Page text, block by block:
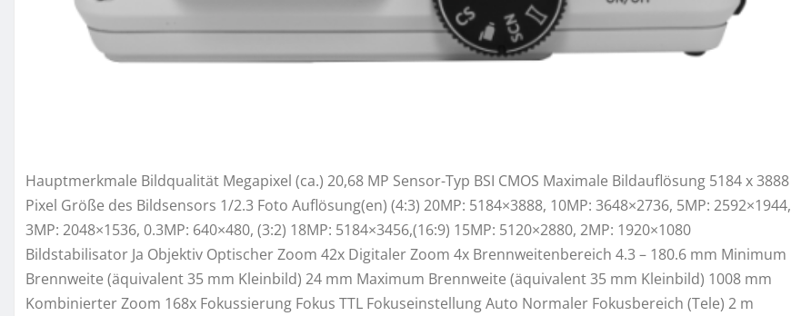
Hauptmerkmale Bildqualität Megapixel (ca.) 20,68 MP Sensor-Typ BSI CMOS Maximale Bildauflösung 5184 x 3888
Pixel Größe des Bildsensors 1/2.3 Foto Auflösung(en) (4:3) 20MP: 5184×3888, 10MP: 3648×2736, 5MP: 2592×1944,
3MP: 2048×1536, 0.3MP: 640×480, (3:2) 18MP: 5184×3456,(16:9) 15MP: 5120×2880, 2MP: 1920×1080
Bildstabilisator Ja Objektiv Optischer Zoom 42x Digitaler Zoom 4x Brennweitenbereich 4.3 – 180.6 mm Minimum
Brennweite (äquivalent 35 mm Kleinbild) 24 mm Maximum Brennweite (äquivalent 35 mm Kleinbild) 1008 mm
Kombinierter Zoom 168x Fokussierung Fokus TTL Fokuseinstellung Auto Normaler Fokusbereich (Tele) 2 m